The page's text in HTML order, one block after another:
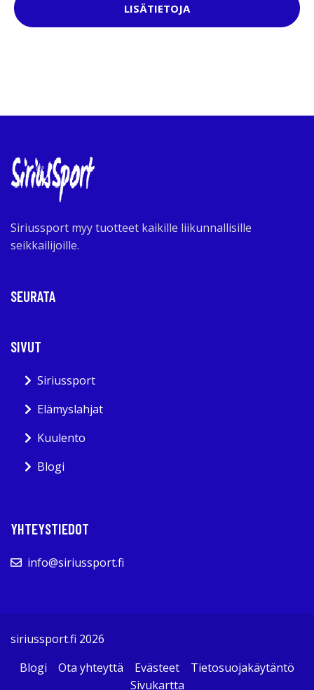
LISÄTIETOJA
Siriussport myy tuotteet kaikille liikunnallisille
seikkailijoille.
SEURATA
SIVUT
Siriussport
Elämyslahjat
Kuulento
Blogi
YHTEYSTIEDOT
info@siriussport.fi
siriussport.fi 2026
Blogi
Ota yhteyttä Evästeet
Tietosuojakäytäntö
Sivukartta